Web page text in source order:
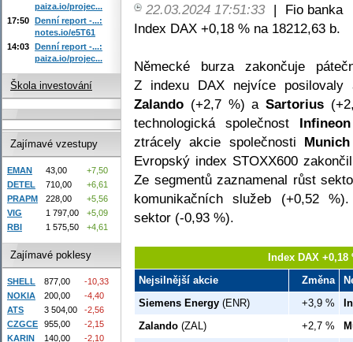
22.03.2024 17:51:33 |
Fio banka
Index DAX +0,18 % na 18212,63 b.
Německé burza zakončuje
Z indexu DAX nejvíce
Zalando (+2,7 %) aSartorius
technologická společnost
ztrácely akcie společnosti
Evropský index STOXX600
Ze segmentů zaznamenal růst
komunikačních služeb (+0,52
sektor (-0,93 %).
Index DAX
Nejsilnější akcie
Změna
Siemens Energy (ENR) +3,9 %
Zalando (ZAL) +2,7 %
paiza.io/projec...
17:50 Denní report -...:
notes.io/e5T61
14:03 Denní report -...:
paiza.io/projec...
Škola investování
Zajímavé vzestupy
EMAN 43,00
+7,50
DETEL
710,00
+6,61
PRAPM
228,00
+5,56
VIG
1 797,00
+5,09
RBI
1 575,50 +4,61
Zajímavé poklesy
SHELL 877,00
-10,33
NOKIA
200,00
-4,40
ATS
3 504,00
-2,56
CZGCE
955,00
-2,15
KARIN
140,00 -2,10